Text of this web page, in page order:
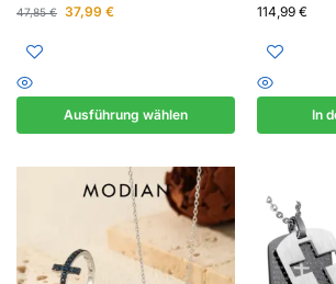
47,85€ 37,99 €
Ausführung wählen
114,99 €
In